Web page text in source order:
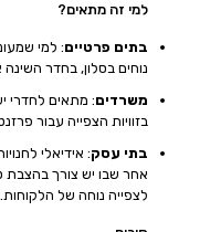
למי זה מתאים?
בתים פרטיים: למי
נוחים בסלון, בחדר
משרדים: מתאים לחדרי
בזוויות הצפייה עבור
בתי עסק: אידיאלי
אחר שבו יש צורך בהצבת
לצפייה נוחה של הלקוחות.